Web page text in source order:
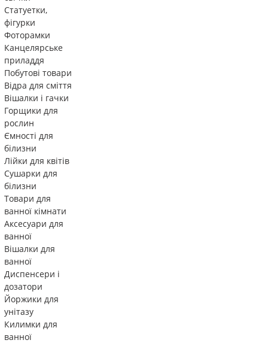
Статуетки,
фігурки
Фоторамки
Канцелярське
приладдя
Побутові товари
Відра для сміття
Вішалки і гачки
Горщики для
рослин
Ємності для
білизни
Лійки для квітів
Сушарки для
білизни
Товари для
ванної кімнати
Аксесуари для
ванної
Вішалки для
ванної
Диспенсери і
дозатори
Йоржики для
унітазу
Килимки для
ванної